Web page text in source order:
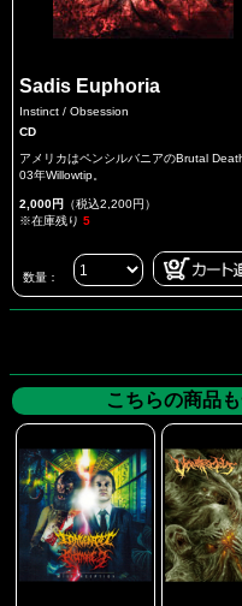
Sadis Euphoria
Instinct / Obsession
CD
アメリカはペンシルバニアのBrutal
03年Willowtip。
2,000円 （税込2,200円）
※在庫残り 5
数量：
こちらの商品